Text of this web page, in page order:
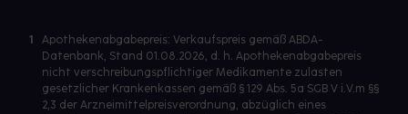
1
Apothekenabgabepreis: Verkaufspreis gemäß ABDA-
Datenbank, Stand 01.08.2026, d. h. Apothekenabgabepreis
nicht verschreibungspflichtiger Medikamente zulasten
gesetzlicher Krankenkassen gemäß § 129 Abs. 5a SGB V i.V.m §§
2,3 der Arzneimittelpreisverordnung, abzüglich eines